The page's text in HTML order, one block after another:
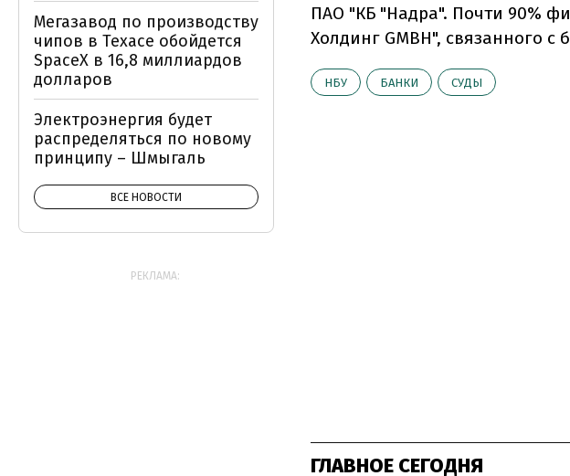
ПАО "КБ "Надра". Почти 90%
Холдинг GMBH", связанного
НБУ БАНКИ СУДЫ
ГЛАВНОЕ СЕГОДНЯ
Мегазавод по производству
чипов в Техасе обойдется
SpaceX в 16,8 миллиардов
долларов
Электроэнергия будет
распределяться по новому
принципу – Шмыгаль
ВСЕ НОВОСТИ
РЕКЛАМА: